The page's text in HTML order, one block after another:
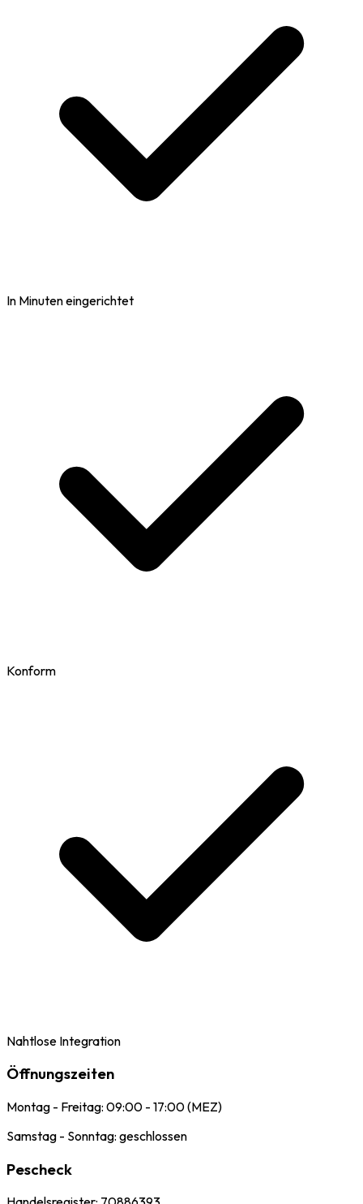
In Minuten eingerichtet
Konform
Nahtlose Integration
Öffnungszeiten
Montag - Freitag: 09:00 - 17:00 (MEZ)
Samstag - Sonntag: geschlossen
Pescheck